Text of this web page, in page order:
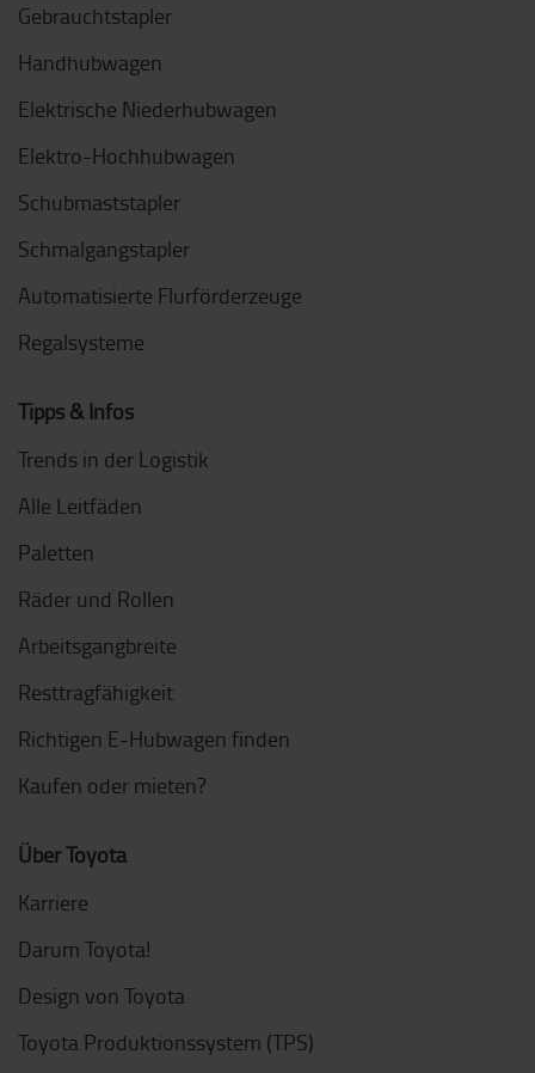
Gebrauchtstapler
Handhubwagen
Elektrische Niederhubwagen
Elektro-Hochhubwagen
Schubmaststapler
Schmalgangstapler
Automatisierte Flurförderzeuge
Regalsysteme
Tipps & Infos
Trends in der Logistik
Alle Leitfäden
Paletten
Räder und Rollen
Arbeitsgangbreite
Resttragfähigkeit
Richtigen E-Hubwagen finden
Kaufen oder mieten?
Über Toyota
Karriere
Darum Toyota!
Design von Toyota
Toyota Produktionssystem (TPS)